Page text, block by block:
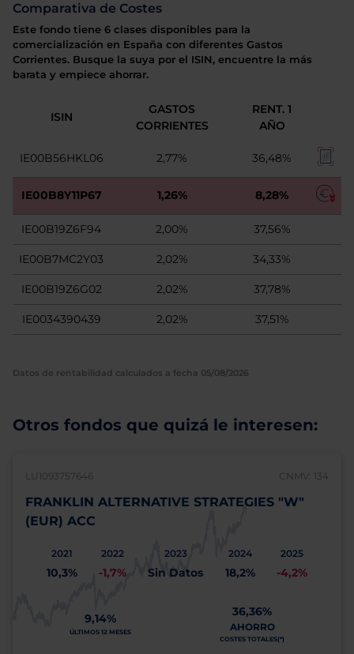
Comparativa de Costes
Este fondo tiene 6 clases disponibles para la
comercialización en España con diferentes Gastos
Corrientes. Busque la suya por el ISIN, encuentre la más
barata y empiece ahorrar.
ISIN
GASTOS
CORRIENTES
RENT. 1
AÑO
IE00B56HKL06 2,77% 36,48%
IE00B8Y11P67 1,26% 8,28%
IE00B19Z6F94 2,00% 37,56%
IE00B7MC2Y03 2,02% 34,33%
IE00B19Z6G02 2,02% 37,78%
IE0034390439 2,02% 37,51%
Datos de rentabilidad calculados a fecha 05/08/2026
Otros fondos que quizá le interesen:
LU1093757646 CNMV: 134
FRANKLIN ALTERNATIVE STRATEGIES "W"
(EUR) ACC
2021
10,3%
2022
-1,7%
2023
Sin Datos
2024
18,2%
2025
-4,2%
9,14%
ÚLTIMOS 12 MESES
36,36%
AHORRO
COSTES TOTALES(*)